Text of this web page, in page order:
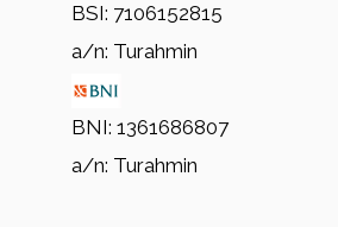
BSI: 7106152815
a/n: Turahmin
BNI: 1361686807
a/n: Turahmin